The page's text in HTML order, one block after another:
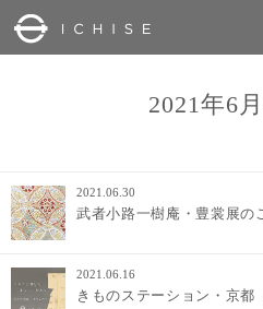
2021年6
2021.06.30
武者小路一樹庵・豊裳展の
2021.06.16
きものステーション・京